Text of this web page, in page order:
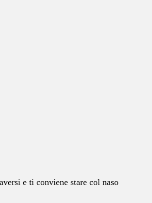
e ti conviene stare col naso